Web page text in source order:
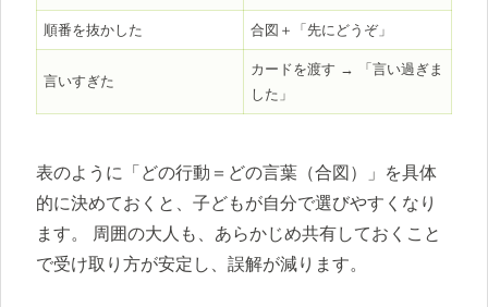
順番を抜かした 合図＋「先にどうぞ」
言いすぎた
カードを渡す → 「言い過ぎま
した」
表のように「どの行動＝どの言葉（合図）」を具体
的に決めておくと、子どもが自分で選びやすくなり
ます。 周囲の大人も、あらかじめ共有しておくこと
で受け取り方が安定し、誤解が減ります。